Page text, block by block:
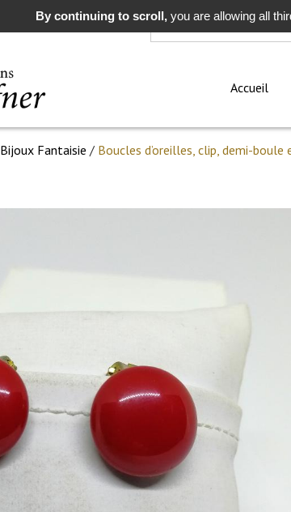
Rechercher
Accueil
Bijoux Fantaisie / Boucles d’oreilles, clip, demi-boule
By continuing to scroll,you are allowing all